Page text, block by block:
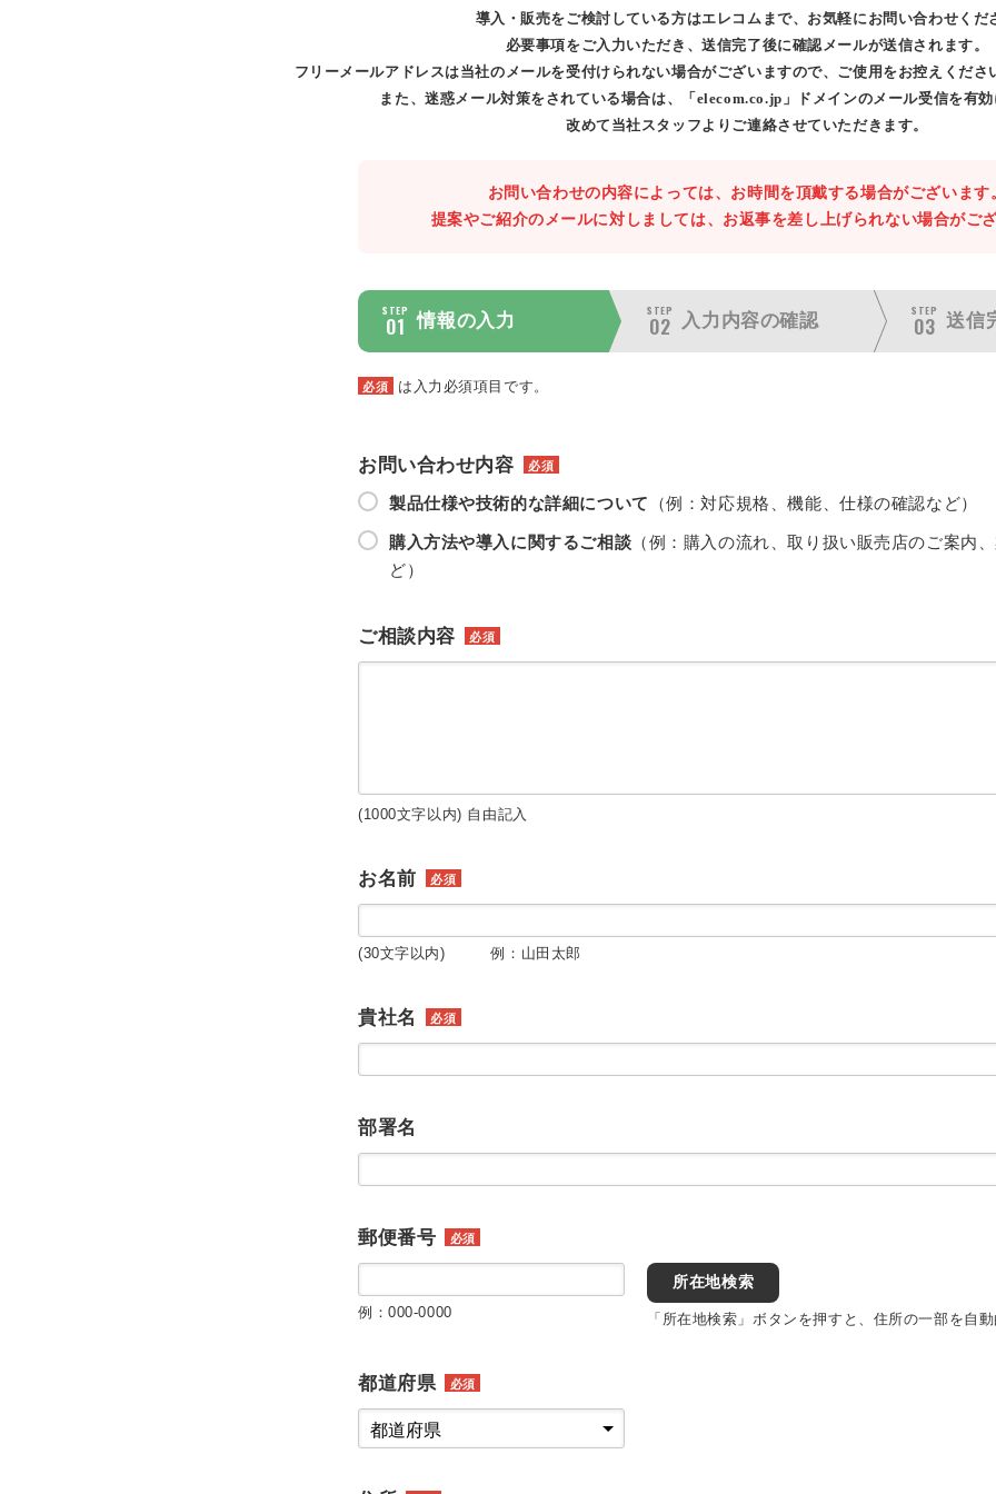
導入・販売をご検討している方はエレコムまで、お気軽にお問い合わせくだ
必要事項をご入力いただき、送信完了後に確認メールが送信されます。
フリーメールアドレスは当社のメールを受付けられない場合がございますので、ご使用をお控えくださ
また、迷惑メール対策をされている場合は、「elecom.co.jp」ドメインのメール受信を有効
改めて当社スタッフよりご連絡させていただきます。
お問い合わせの内容によっては、お時間を頂戴する場合がございます
提案やご紹介のメールに対しましては、お返事を差し上げられない場合がござ
STEP
01 情報の入力
STEP
02 入力内容の確認
STEP
03 送信
必須 は入力必須項目です。
お問い合わせ内容 必須
製品仕様や技術的な詳細について （例：対応規格、機能、仕様の確認など）
購入方法や導入に関するご相談 （例：購入の流れ、取り扱い販売店のご案内
ど）
ご相談内容 必須
(1000文字以内) 自由記入
お名前 必須
(30文字以内) 例：山田太郎
貴社名 必須
部署名
郵便番号 必須
例：000-0000
所在地検索
「所在地検索」ボタンを押すと、住所の一部を自動
都道府県 必須